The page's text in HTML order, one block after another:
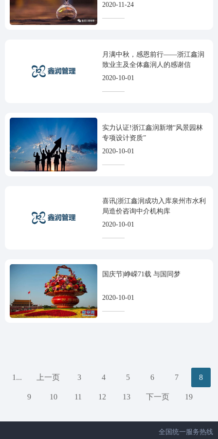
2020-11-24
月满中秋，感恩前行——浙江鑫润
致业主及全体鑫润人的感谢信
2020-10-01
实力认证!浙江鑫润新增“风景园林
专项设计资质”
2020-10-01
喜讯|浙江鑫润成功入库泉州市水利
局造价咨询中介机构库
2020-10-01
国庆节|峥嵘71载 与国同梦
2020-10-01
1... 上一页 3 4 5 6 7 8
9 10 11 12 13 下一页 19
全国统一服务热线